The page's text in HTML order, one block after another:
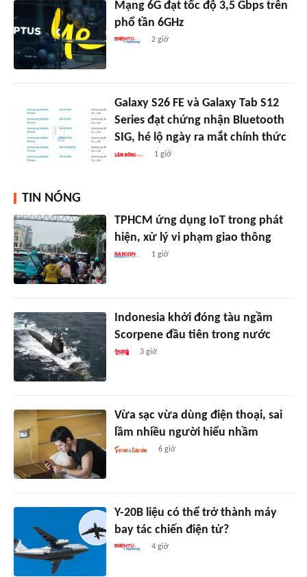
Mạng 6G đạt tốc độ 3,5 Gbps trên
phổ tần 6GHz
2 giờ
Galaxy S26 FE và Galaxy Tab S12
Series đạt chứng nhận Bluetooth
SIG, hé lộ ngày ra mắt chính thức
1 giờ
TIN NÓNG
TPHCM ứng dụng IoT trong phát
hiện, xử lý vi phạm giao thông
1 giờ
Indonesia khởi đóng tàu ngầm
Scorpene đầu tiên trong nước
3 giờ
Vừa sạc vừa dùng điện thoại, sai
lầm nhiều người hiểu nhầm
6 giờ
Y-20B liệu có thể trở thành máy
bay tác chiến điện tử?
4 giờ